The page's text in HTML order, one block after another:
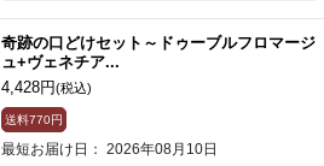
奇跡の口どけセット～ドゥーブルフロマージ
ュ+ヴェネチア...
4,428円(税込)
送料770円
最短お届け日： 2026年08月10日